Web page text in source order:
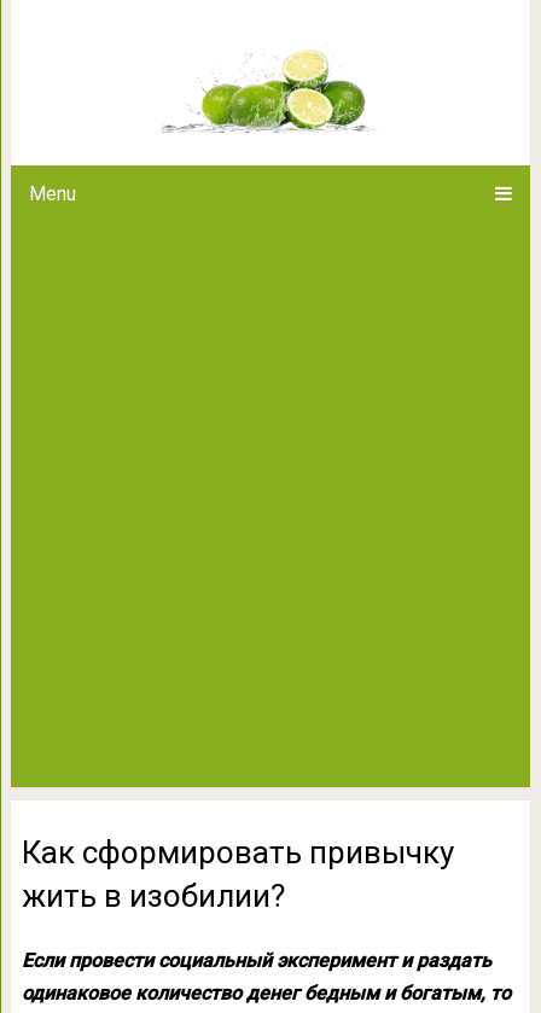
Menu
Как сформировать привычку
жить в изобилии?
Если провести социальный эксперимент и раздать
одинаковое количество денег бедным и богатым, то